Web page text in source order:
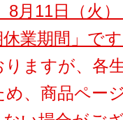
8月11日（火
業期間」で
ますが、各
、商品ペー